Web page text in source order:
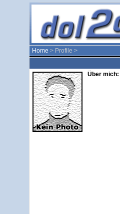
Home > Profile >
Über mich: